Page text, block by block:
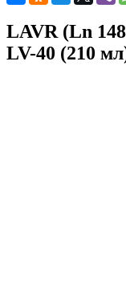
LAVR (Ln
LV-40 (210